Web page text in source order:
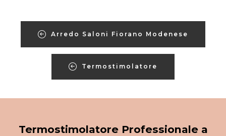
Arredo Saloni Fiorano Modenese
Termostimolatore
Termostimolatore Professionale a